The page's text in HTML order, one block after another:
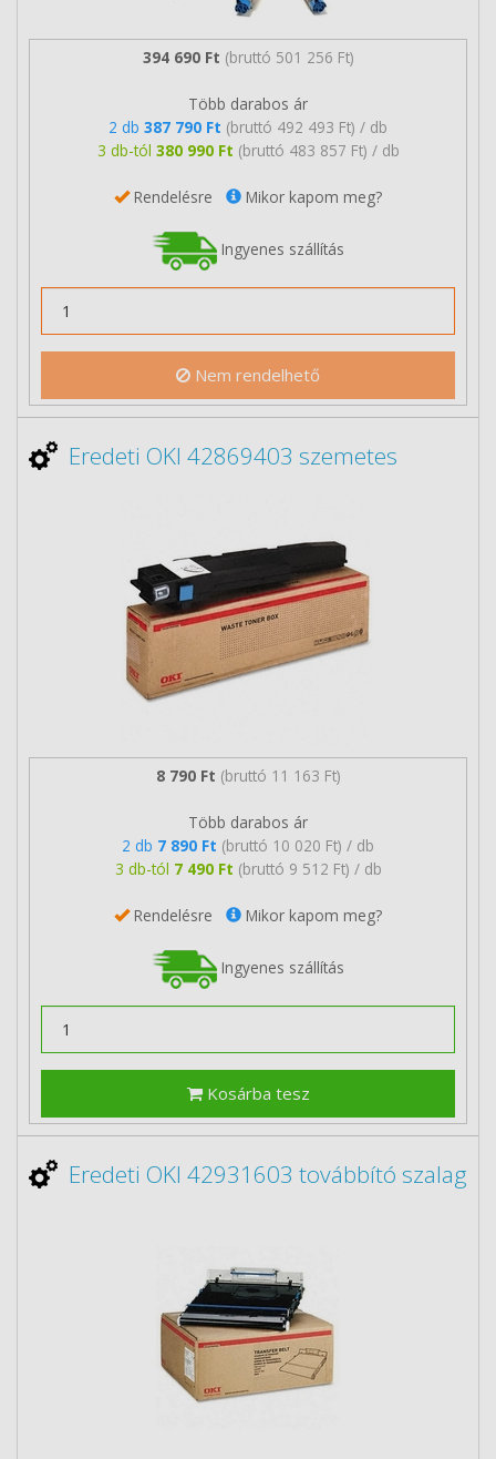
394 690 Ft (bruttó 501 256 Ft)
Több darabos ár
2 db 387 790 Ft (bruttó 492 493 Ft) / db
3 db-tól 380 990 Ft (bruttó 483 857 Ft) / db
Rendelésre Mikor kapom meg?
Ingyenes szállítás
Nem rendelhető
Eredeti OKI 42869403 szemetes
8 790 Ft (bruttó 11 163 Ft)
Több darabos ár
2 db 7 890 Ft (bruttó 10 020 Ft) / db
3 db-tól 7 490 Ft (bruttó 9 512 Ft) / db
Rendelésre Mikor kapom meg?
Ingyenes szállítás
Kosárba tesz
Eredeti OKI 42931603 továbbító szalag